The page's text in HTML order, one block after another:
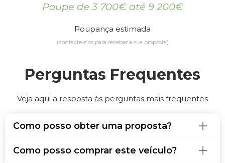
Poupe de 3 700€ até 9 200€
Poupança estimada
(contacte-nos para receber a sua proposta)
Perguntas Frequentes
Veja aqui a resposta às perguntas mais frequentes
Como posso obter uma proposta?
Como posso comprar este veículo?